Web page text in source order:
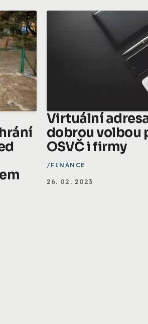
Virtuální
dobrou volbou
OSVČ i firmy
FINANCE
26. 02. 2023